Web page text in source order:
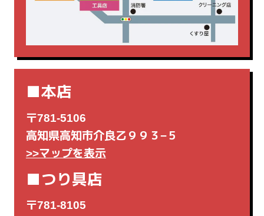
■本店
〒781-5106
高知県高知市介良乙９９３−５
>>マップを表示
■つり具店
〒781-8105